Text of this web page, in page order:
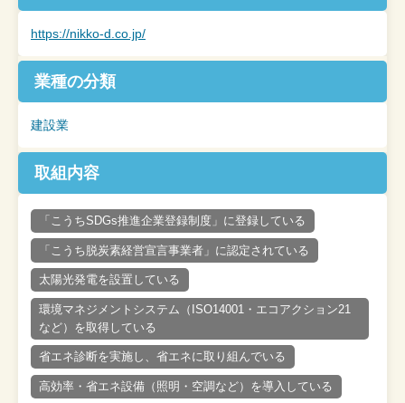
https://nikko-d.co.jp/
業種の分類
建設業
取組内容
「こうちSDGs推進企業登録制度」に登録している
「こうち脱炭素経営宣言事業者」に認定されている
太陽光発電を設置している
環境マネジメントシステム（ISO14001・エコアクション21
など）を取得している
省エネ診断を実施し、省エネに取り組んでいる
高効率・省エネ設備（照明・空調など）を導入している